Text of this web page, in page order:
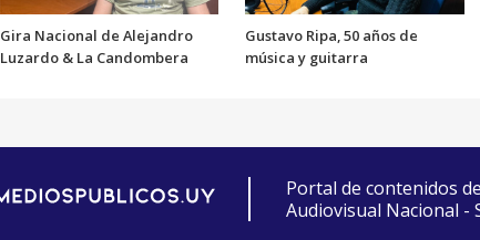
Gira Nacional de Alejandro
Luzardo & La Candombera
Gustavo Ripa, 50 años de
música y guitarra
Portal de contenidos
Audiovisual Nacional -